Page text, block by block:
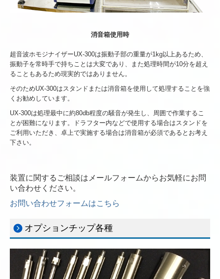
消音箱使用時
超音波ホモジナイザーUX-300は振動子部の重量が1kg以上あるため、
振動子を常時手で持ちことは大変であり、また処理時間が10分を超え
ることもあるため現実的ではありません。
そのためUX-300はスタンドまたは消音箱を使用して処理することを強
くお勧めしています。
UX-300は処理最中に約80db程度の騒音が発生し、周囲で作業するこ
とが困難になります。ドラフター内などで使用する場合はスタンドを
ご利用いただき、卓上で実施する場合は消音箱が必須であるとお考え
下さい。
装置に関するご相談はメールフォームからお気軽にお問
い合わせください。
お問い合わせフォームはこちら
オプションチップ各種